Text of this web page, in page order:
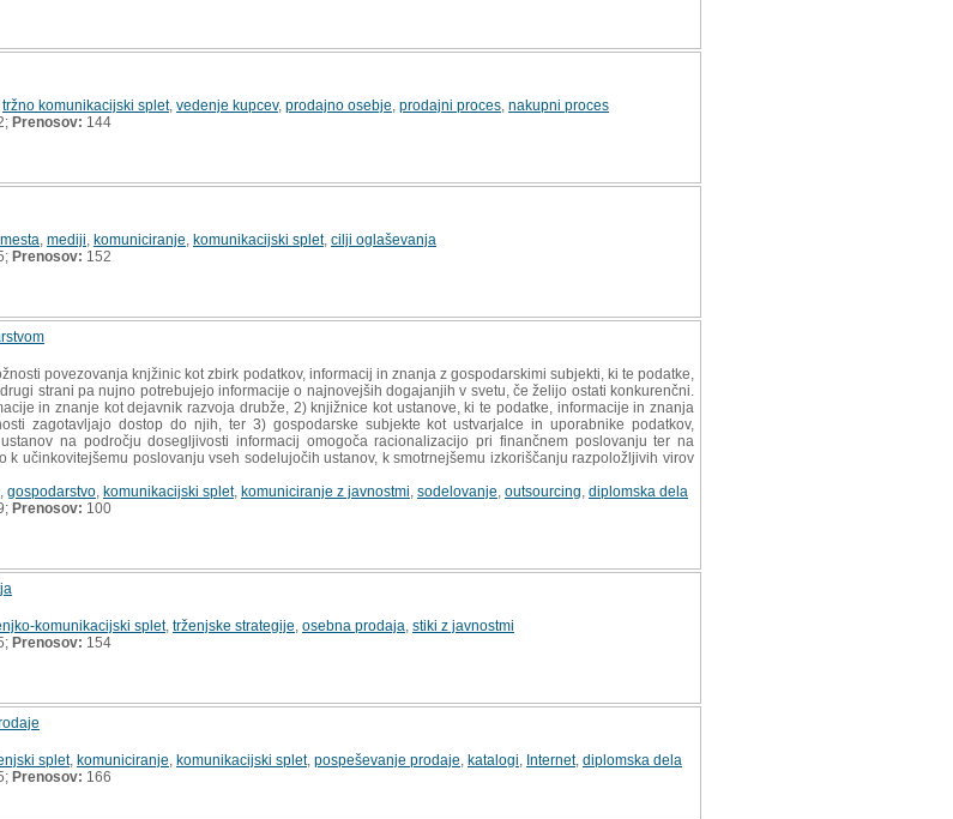
tržno komunikacijski splet, vedenje kupcev, prodajno osebje prodajni proces nakupni proces
Prenosov: 144
mediji komuniciranje komunikacijski splet, cilji oglaševanja
Prenosov: 152
povezovanja knjžinic kot zbirk podatkov, informacij in znanja z gospodarskimi subjekti, ki te podatke,
strani pa nujno potrebujejo informacije o najnovejših dogajanjih v svetu, če želijo ostati konkurenčni.
in znanje kot dejavnik razvoja drubže, 2) knjižnice kot ustanove, ki te podatke, informacije in znanja
zagotavljajo dostop do njih, ter 3) gospodarske subjekte kot ustvarjalce in uporabnike podatkov,
na področju dosegljivosti informacij omogoča racionalizacijo pri finančnem poslovanju ter na
učinkovitejšemu poslovanju vseh sodelujočih ustanov, k smotrnejšemu izkoriščanju razpoložljivih virov
gospodarstvo komunikacijski splet, komuniciranje z javnostmi sodelovanje outsourcing diplomska dela
Prenosov: 100
komunikacijski splet, trženjske strategije osebna prodaja stiki z javnostmi
Prenosov: 154
splet, komuniciranje komunikacijski splet, pospeševanje prodaje katalogi Internet, diplomska dela
Prenosov: 166